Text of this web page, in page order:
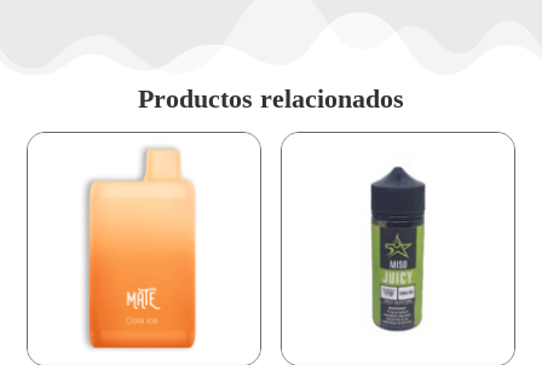
Productos relacionados